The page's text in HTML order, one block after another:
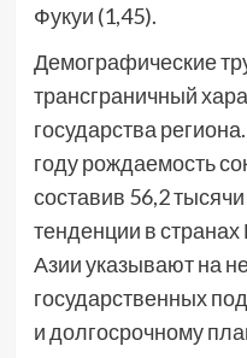
Фукуи (1,45).
Демографические
трансграничный
государства
году рождаемость
составив 56,2
тенденции в
Азии указывают на
государственных
и долгосрочному